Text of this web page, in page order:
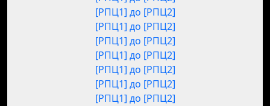
[РПЦ1] до [РПЦ2]
[РПЦ1] до [РПЦ2]
[РПЦ1] до [РПЦ2]
[РПЦ1] до [РПЦ2]
[РПЦ1] до [РПЦ2]
[РПЦ1] до [РПЦ2]
[РПЦ1] до [РПЦ2]